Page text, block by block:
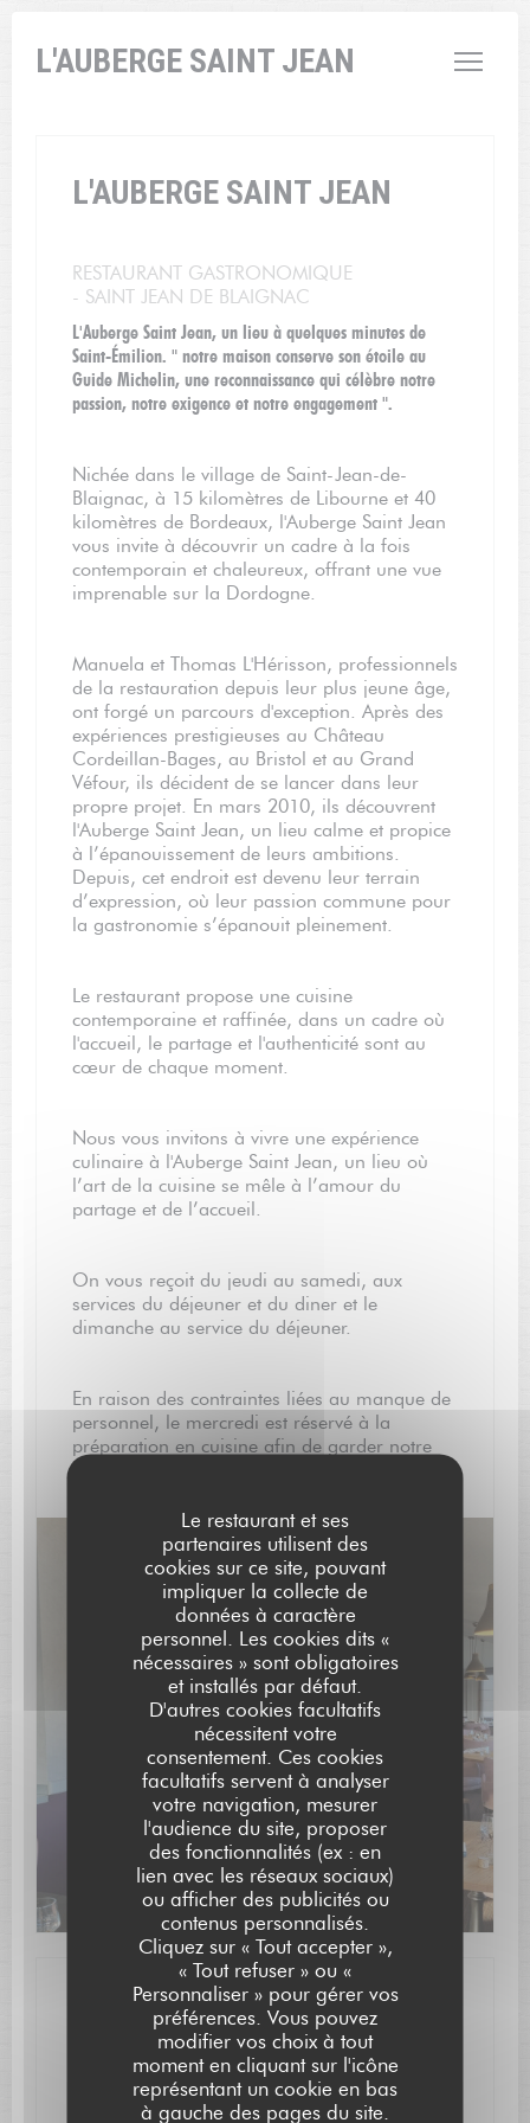
Le restaurant et ses
partenaires utilisent des
cookies sur ce site, pouvant
impliquer la collecte de
données à caractère
personnel. Les cookies dits «
nécessaires » sont obligatoires
et installés par défaut.
D'autres cookies facultatifs
nécessitent votre
consentement. Ces cookies
facultatifs servent à analyser
votre navigation, mesurer
l'audience du site, proposer
des fonctionnalités (ex : en
lien avec les réseaux sociaux)
ou afficher des publicités ou
contenus personnalisés.
Cliquez sur « Tout accepter »,
« Tout refuser » ou «
Personnaliser » pour gérer vos
préférences. Vous pouvez
modifier vos choix à tout
moment en cliquant sur l'icône
représentant un cookie en bas
à gauche des pages du site.
L'AUBERGE SAINT JEAN
L'AUBERGE SAINT JEAN
RESTAURANT GASTRONOMIQUE
- SAINT JEAN DE BLAIGNAC
L'Auberge Saint Jean, un lieu à quelques minutes de
Saint-Émilion. " notre maison conserve son étoile au
Guide Michelin, une reconnaissance qui célèbre notre
passion, notre exigence et notre engagement ".
Nichée dans le village de Saint-Jean-de-
Blaignac, à 15 kilomètres de Libourne et 40
kilomètres de Bordeaux, l'Auberge Saint Jean
vous invite à découvrir un cadre à la fois
contemporain et chaleureux, offrant une vue
imprenable sur la Dordogne.
Manuela et Thomas L'Hérisson, professionnels
de la restauration depuis leur plus jeune âge,
ont forgé un parcours d'exception. Après des
expériences prestigieuses au Château
Cordeillan-Bages, au Bristol et au Grand
Véfour, ils décident de se lancer dans leur
propre projet. En mars 2010, ils découvrent
l'Auberge Saint Jean, un lieu calme et propice
à l’épanouissement de leurs ambitions.
Depuis, cet endroit est devenu leur terrain
d’expression, où leur passion commune pour
la gastronomie s’épanouit pleinement.
Le restaurant propose une cuisine
contemporaine et raffinée, dans un cadre où
l'accueil, le partage et l'authenticité sont au
cœur de chaque moment.
Nous vous invitons à vivre une expérience
culinaire à l'Auberge Saint Jean, un lieu où
l’art de la cuisine se mêle à l’amour du
partage et de l’accueil.
On vous reçoit du jeudi au samedi, aux
services du déjeuner et du diner et le
dimanche au service du déjeuner.
En raison des contraintes liées au manque de
personnel, le mercredi est réservé à la
préparation en cuisine afin de garder notre
qualité de prestation.
Découvrir notre carte
Infos pratiques
Cuisine
Locale, Moderne, Cuisine Créative
L'AUBERGE SAINT JEAN